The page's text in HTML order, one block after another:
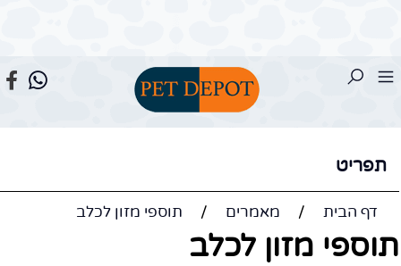
תפריט
דף הבית / מאמרים / תוספי מזון לכלב
מזון לכלב